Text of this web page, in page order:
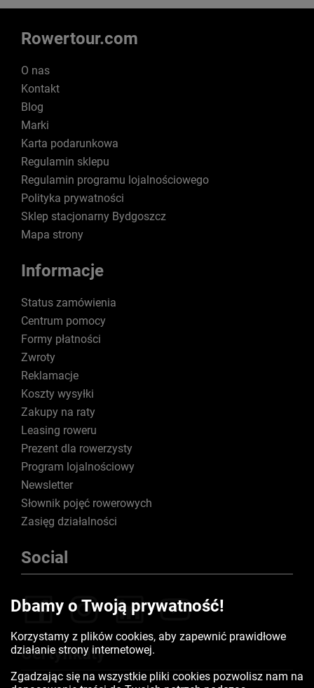
Rowertour.com
O nas
Kontakt
Blog
Marki
Karta podarunkowa
Regulamin sklepu
Regulamin programu lojalnościowego
Polityka prywatności
Sklep stacjonarny Bydgoszcz
Mapa strony
Informacje
Status zamówienia
Centrum pomocy
Formy płatności
Zwroty
Reklamacje
Koszty wysyłki
Zakupy na raty
Leasing roweru
Prezent dla rowerzysty
Program lojalnościowy
Newsletter
Słownik pojęć rowerowych
Zasięg działalności
Social
Certyfikaty
Dbamy o Twoją prywatność!
Korzystamy z plików cookies, aby zapewnić prawidłowe
działanie strony internetowej.
Zgadzając się na wszystkie pliki cookies pozwolisz nam na